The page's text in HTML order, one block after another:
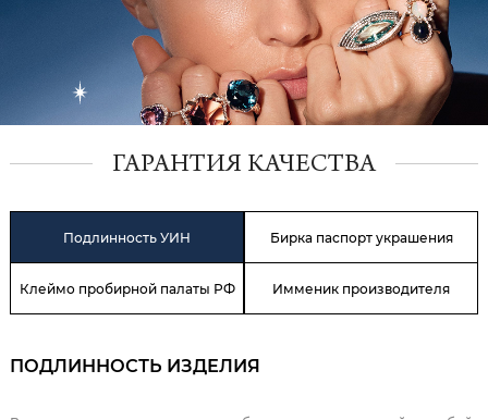
ГАРАНТИЯ КАЧЕСТВА
Подлинность УИН Бирка паспорт украшения
Клеймо пробирной палаты РФ Имменик производителя
ПОДЛИННОСТЬ ИЗДЕЛИЯ